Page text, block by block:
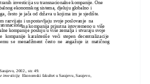
investicija su transnacionalne kompanije. One
ekonomskog sistema, djeluju globalno i
često je jača od država u kojima im je sjedište.
razvijaju i uspostavljaju svoje poslovanje na
lna kompanija prisutna istovremeno u više
kompanije posluju u više zemalja i stvaraju svoje
kompanije karakteriše veći stepen decentralizacije
se menadžment često ne angažuje iz matičnog
2002., str. 49.
investicije, Ekonomski fakultet u Sarajevu, Sarajevo,